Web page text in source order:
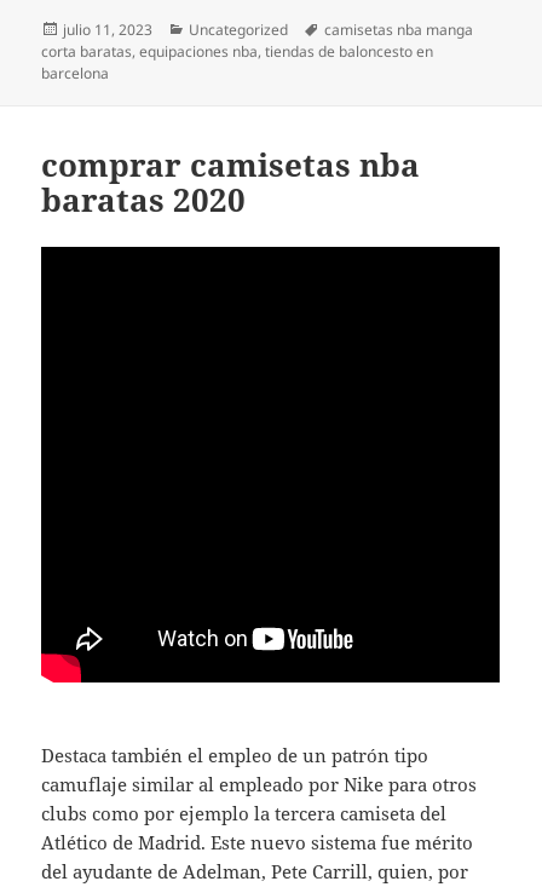
Publicado
el
julio 11, 2023 Categorías
Uncategorized Etiquetas
camisetas nba manga
corta baratas,equipaciones nba,tiendas de baloncesto en
barcelona
comprar camisetas nba
baratas 2020
Destaca también el empleo de un patrón tipo
camuflaje similar al empleado por Nike para otros
clubs como por ejemplo la tercera camiseta del
Atlético de Madrid. Este nuevo sistema fue mérito
del ayudante de Adelman, Pete Carrill, quien, por